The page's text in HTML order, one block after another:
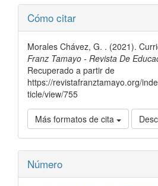
Detalles
del
artículo
Cómo citar
Morales Chávez, G. . (2021).
Franz Tamayo - Revista De
Recuperado a partir de
https://revistafranztamayo.org/
ticle/view/755
Más formatos de cita
Número